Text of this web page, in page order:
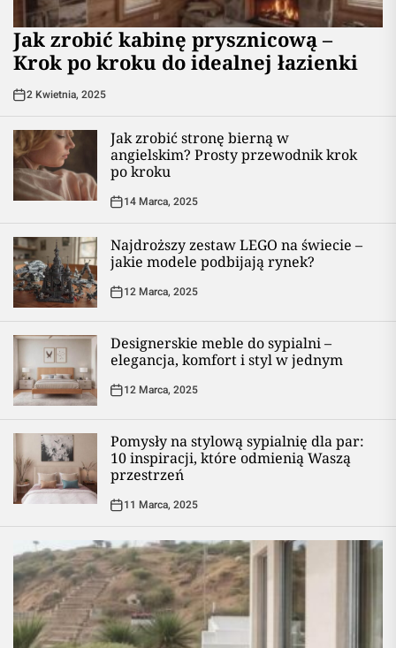
Jak zrobić kabinę prysznicową –
Krok po kroku do idealnej łazienki
2 Kwietnia, 2025
Jak zrobić stronę bierną w
angielskim? Prosty przewodnik krok
po kroku
14 Marca, 2025
Najdroższy zestaw LEGO na świecie –
jakie modele podbijają rynek?
12 Marca, 2025
Designerskie meble do sypialni –
elegancja, komfort i styl w jednym
12 Marca, 2025
Pomysły na stylową sypialnię dla par:
10 inspiracji, które odmienią Waszą
przestrzeń
11 Marca, 2025